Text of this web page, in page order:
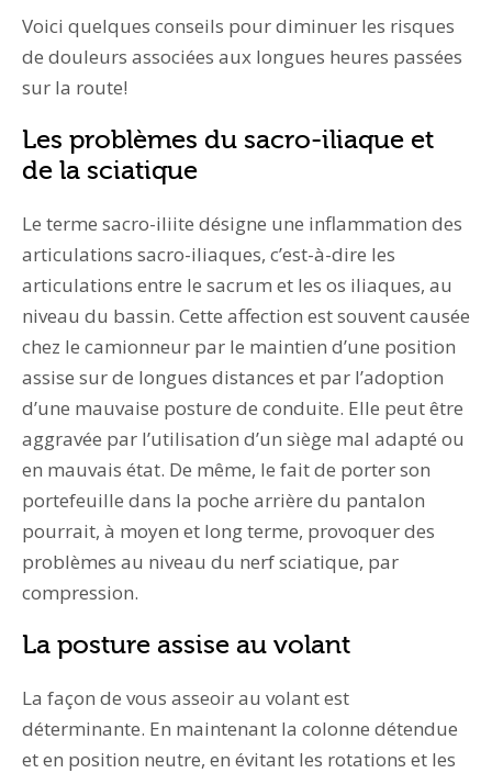
Voici quelques conseils pour diminuer les risques
de douleurs associées aux longues heures passées
sur la route!
Les problèmes du sacro-iliaque et
de la sciatique
Le terme sacro-iliite désigne une inflammation des
articulations sacro-iliaques, c’est-à-dire les
articulations entre le sacrum et les os iliaques, au
niveau du bassin. Cette affection est souvent causée
chez le camionneur par le maintien d’une position
assise sur de longues distances et par l’adoption
d’une mauvaise posture de conduite. Elle peut être
aggravée par l’utilisation d’un siège mal adapté ou
en mauvais état. De même, le fait de porter son
portefeuille dans la poche arrière du pantalon
pourrait, à moyen et long terme, provoquer des
problèmes au niveau du nerf sciatique, par
compression.
La posture assise au volant
La façon de vous asseoir au volant est
déterminante. En maintenant la colonne détendue
et en position neutre, en évitant les rotations et les